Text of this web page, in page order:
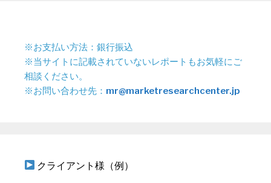
※お支払い方法：銀行振込
※当サイトに記載されていないレポートもお気軽にご
相談ください。
※お問い合わせ先： mr@marketresearchcenter.jp
クライアント様（例）